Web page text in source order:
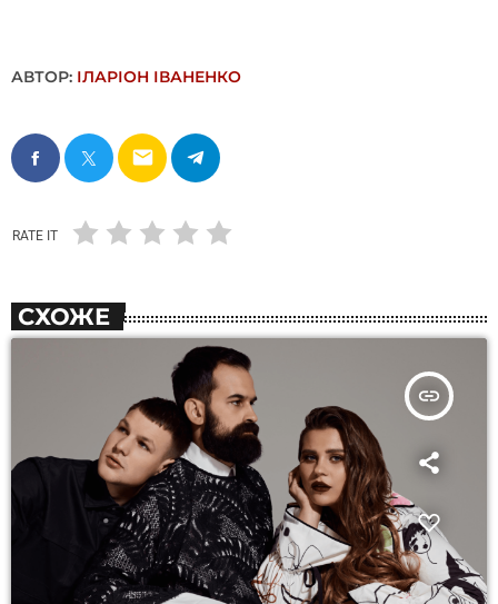
АВТОР: ІЛАРІОН ІВАНЕНКО
email
RATE IT
СХОЖЕ
insert_link